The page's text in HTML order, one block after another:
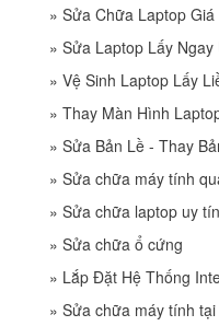
» Sửa Chữa Laptop Giá
» Sửa Laptop Lấy Ngay
» Vệ Sinh Laptop Lấy
» Thay Màn Hình
» Sửa Bản Lề - Thay
» Sửa chữa máy tính
» Sửa chữa laptop uy
» Sửa chữa ổ cứng
» Lắp Đặt Hệ Thống
» Sửa chữa máy tính tại